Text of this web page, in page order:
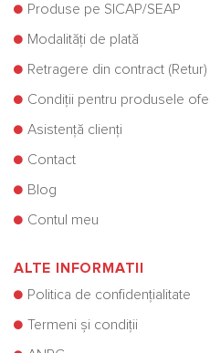
Produse pe SICAP/SEAP
Modalități de plată
Retragere din contract (Retur)
Condiții pentru produsele
Asistență clienți
Contact
Blog
Contul meu
ALTE INFORMATII
Politica de confidențialitate
Termeni și condiții